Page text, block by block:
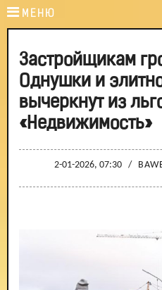
МЕНЮ
Застройщикам
Однушки и
вычеркнут из
«Недвижимость»
2-01-2026, 07:30 /